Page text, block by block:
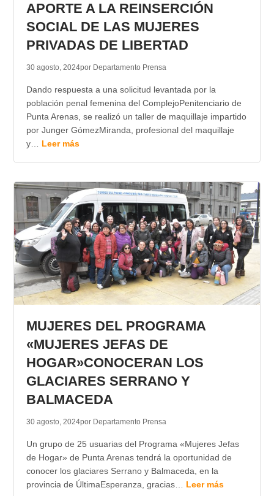
APORTE A LA REINSERCIÓN
SOCIAL DE LAS MUJERES
PRIVADAS DE LIBERTAD
30 agosto, 2024por Departamento Prensa
Dando respuesta a una solicitud levantada por la
población penal femenina del ComplejoPenitenciario de
Punta Arenas, se realizó un taller de maquillaje impartido
por Junger GómezMiranda, profesional del maquillaje
y… Leer más
MUJERES DEL PROGRAMA
«MUJERES JEFAS DE
HOGAR»CONOCERAN LOS
GLACIARES SERRANO Y
BALMACEDA
30 agosto, 2024por Departamento Prensa
Un grupo de 25 usuarias del Programa «Mujeres Jefas
de Hogar» de Punta Arenas tendrá la oportunidad de
conocer los glaciares Serrano y Balmaceda, en la
provincia de ÚltimaEsperanza, gracias… Leer más